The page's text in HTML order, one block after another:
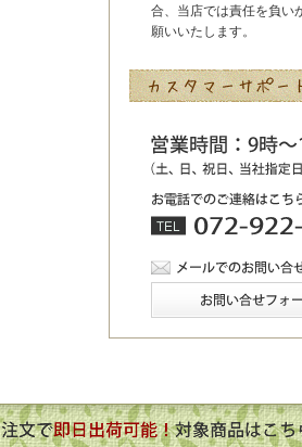
合、当店では責任を負い
願いいたします。